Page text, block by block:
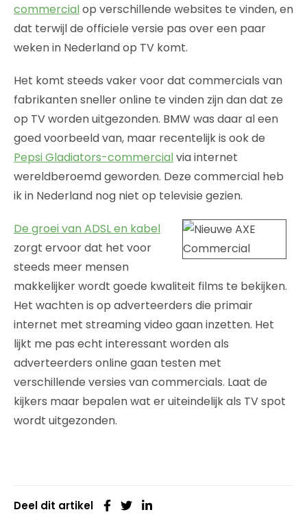
commercialop verschillende websites te vinden, en
dat terwijl de officiele versie pas over een paar
weken in Nederland op TV komt.
Het komt steeds vaker voor dat commercials van
fabrikanten sneller online te vinden zijn dan dat ze
op TV worden uitgezonden. BMW was daar al een
goed voorbeeld van, maar recentelijk is ook de
Pepsi Gladiators-commercialvia internet
wereldberoemd geworden. Deze commercial heb
ik in Nederland nog niet op televisie gezien.
De groei van ADSL en kabel
zorgt ervoor dat het voor
steeds meer mensen
makkelijker wordt goede kwaliteit films te bekijken.
Het wachten is op adverteerders die primair
internet met streaming video gaan inzetten. Het
lijkt me pas echt interessant worden als
adverteerders online gaan testen met
verschillende versies van commercials. Laat de
kijkers maar bepalen wat er uiteindelijk als TV spot
wordt uitgezonden.
Deel dit artikel